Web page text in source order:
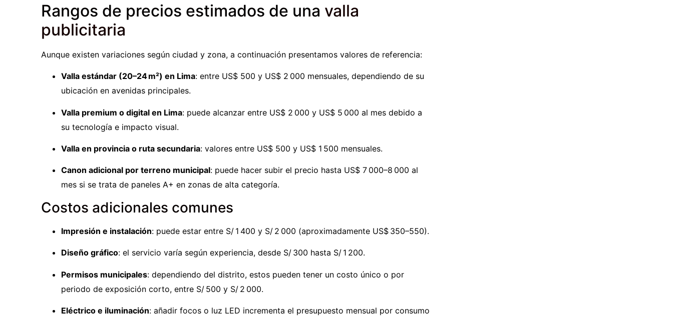
Rangos de precios estimados de una valla
publicitaria
Aunque existen variaciones según ciudad y zona, a continuación presentamos valores de referencia:
Valla estándar (20–24 m²) en Lima: entre US$ 500 y US$ 2 000 mensuales, dependiendo de su
ubicación en avenidas principales.
Valla premium o digital en Lima: puede alcanzar entre US$ 2 000 y US$ 5 000 al mes debido a
su tecnología e impacto visual.
Valla en provincia o ruta secundaria: valores entre US$ 500 y US$ 1 500 mensuales.
Canon adicional por terreno municipal: puede hacer subir el precio hasta US$ 7 000–8 000 al
mes si se trata de paneles A+ en zonas de alta categoría.
Costos adicionales comunes
Impresión e instalación: puede estar entre S/ 1 400 y S/ 2 000 (aproximadamente US$ 350–550).
Diseño gráfico: el servicio varía según experiencia, desde S/ 300 hasta S/ 1 200.
Permisos municipales: dependiendo del distrito, estos pueden tener un costo único o por
periodo de exposición corto, entre S/ 500 y S/ 2 000.
Eléctrico e iluminación: añadir focos o luz LED incrementa el presupuesto mensual por consumo